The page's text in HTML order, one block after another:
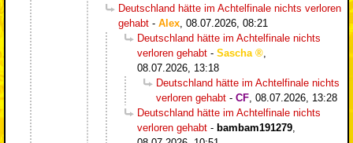
Deutschland hätte im Achtelfinale nichts verloren
gehabt - Alex 08.07.2026, 08:21
Deutschland hätte im Achtelfinale nichts
verloren gehabt - Sascha
08.07.2026, 13:18
Deutschland hätte im Achtelfinale nichts
verloren gehabt - CF 08.07.2026, 13:28
Deutschland hätte im Achtelfinale nichts
verloren gehabt - bambam191279